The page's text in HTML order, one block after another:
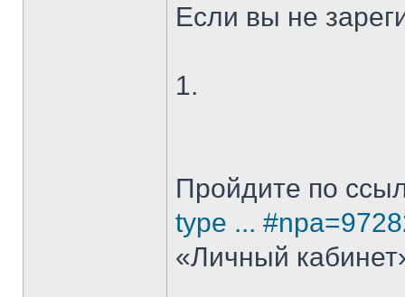
Если вы не
1.
Пройдите по
type ...
«Личный